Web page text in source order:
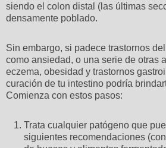
siendo el colon distal (las últimas
densamente poblado.
Sin embargo, si padece trastornos
como ansiedad, o una serie de otras
eczema, obesidad y trastornos
curación de tu intestino podría
Comienza con estos pasos:
Trata cualquier patógeno que
siguientes recomendaciones